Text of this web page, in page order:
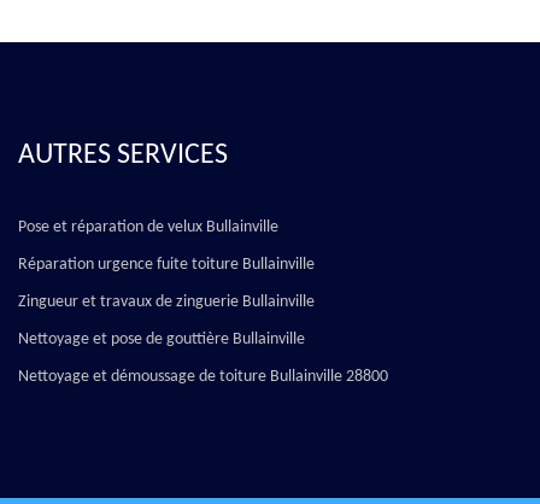
AUTRES SERVICES
Pose et réparation de velux Bullainville
Réparation urgence fuite toiture Bullainville
Zingueur et travaux de zinguerie Bullainville
Nettoyage et pose de gouttière Bullainville
Nettoyage et démoussage de toiture Bullainville 28800